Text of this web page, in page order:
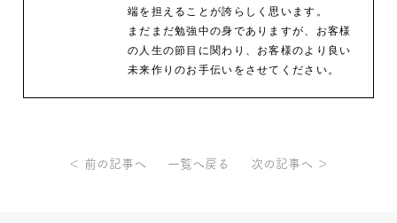
端を担えることが誇らしく思います。
まだまだ勉強中の身でありますが、お客様
の人生の節目に関わり、お客様のより良い
未来作りのお手伝いをさせてください。
＜ 前の記事へ 一覧へ戻る 次の記事へ ＞